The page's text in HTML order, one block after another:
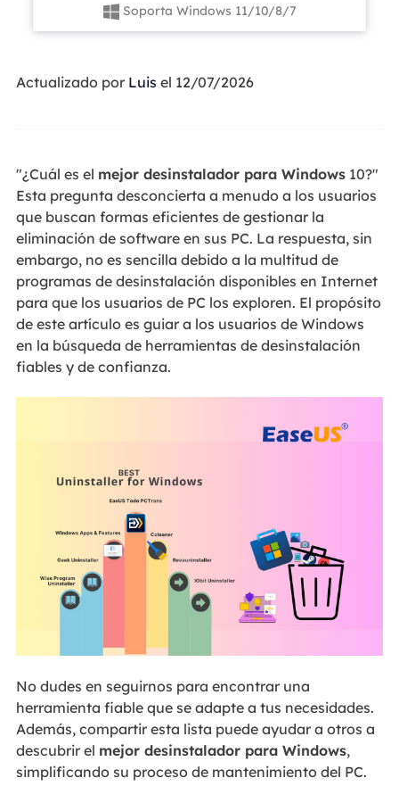
Soporta Windows 11/10/8/7
Actualizado por Luis el 12/07/2026
"¿Cuál es el mejor desinstalador para Windows10?"
Esta pregunta desconcierta a menudo a los usuarios
que buscan formas eficientes de gestionar la
eliminación de software en sus PC. La respuesta, sin
embargo, no es sencilla debido a la multitud de
programas de desinstalación disponibles en Internet
para que los usuarios de PC los exploren. El propósito
de este artículo es guiar a los usuarios de Windows
en la búsqueda de herramientas de desinstalación
fiables y de confianza.
No dudes en seguirnos para encontrar una
herramienta fiable que se adapte a tus necesidades.
Además, compartir esta lista puede ayudar a otros a
descubrir el mejor desinstalador para Windows,
simplificando su proceso de mantenimiento del PC.